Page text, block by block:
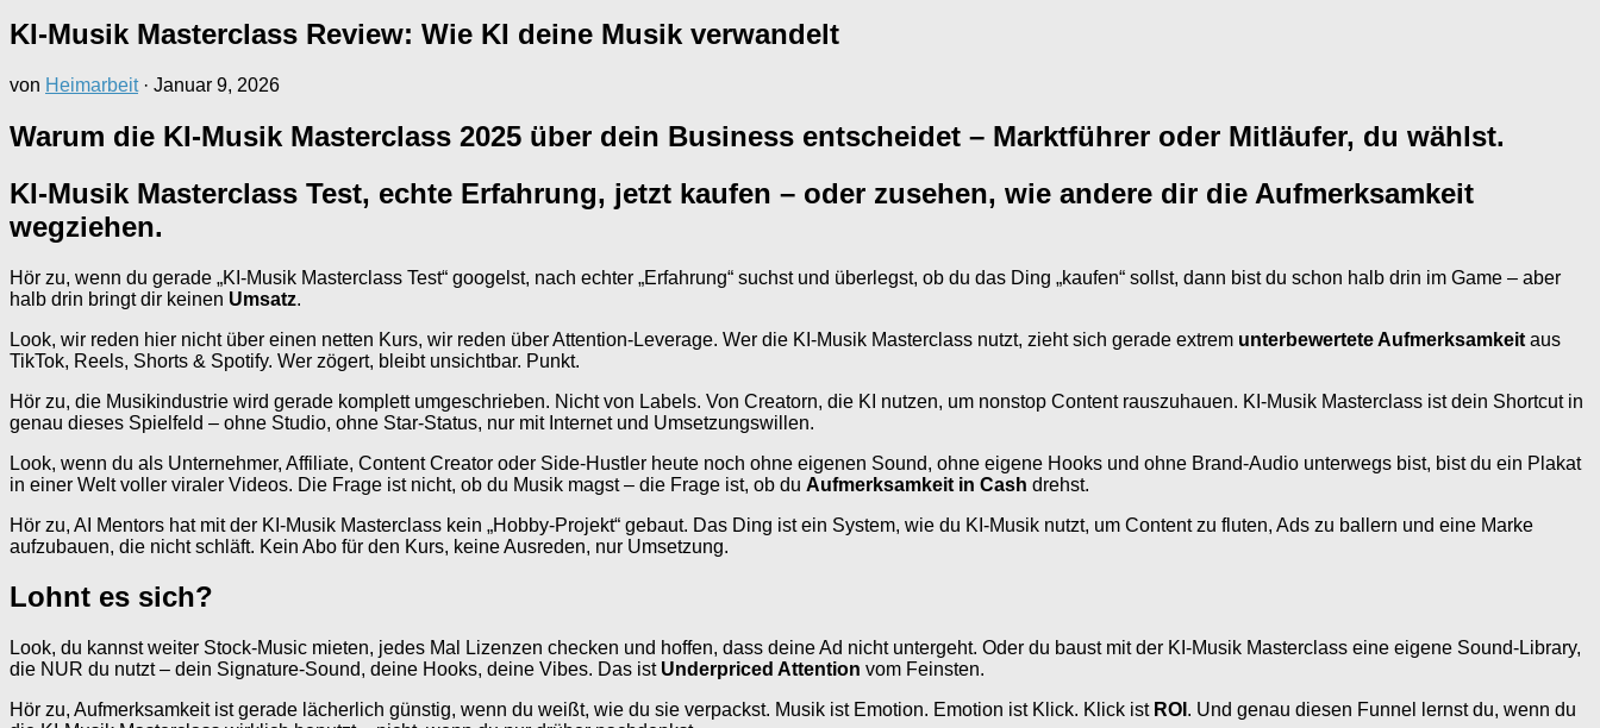
KI-Musik Masterclass Review: Wie KI deine Musik verwandelt
von Heimarbeit · Januar 9, 2026
Warum die KI-Musik Masterclass 2025 über dein Business entscheidet – Marktführer oder Mitläufer, du wählst.
KI-Musik Masterclass Test, echte Erfahrung, jetzt kaufen – oder zusehen, wie andere dir die Aufmerksamkeit
wegziehen.
Hör zu, wenn du gerade „KI-Musik Masterclass Test“ googelst, nach echter „Erfahrung“ suchst und überlegst, ob du das Ding „kaufen“ sollst, dann bist du schon halb drin im Game – aber
halb drin bringt dir keinen Umsatz.
Look, wir reden hier nicht über einen netten Kurs, wir reden über Attention-Leverage. Wer die KI-Musik Masterclass nutzt, zieht sich gerade extrem unterbewertete Aufmerksamkeit aus
TikTok, Reels, Shorts & Spotify. Wer zögert, bleibt unsichtbar. Punkt.
Hör zu, die Musikindustrie wird gerade komplett umgeschrieben. Nicht von Labels. Von Creatorn, die KI nutzen, um nonstop Content rauszuhauen. KI-Musik Masterclass ist dein Shortcut in
genau dieses Spielfeld – ohne Studio, ohne Star-Status, nur mit Internet und Umsetzungswillen.
Look, wenn du als Unternehmer, Affiliate, Content Creator oder Side-Hustler heute noch ohne eigenen Sound, ohne eigene Hooks und ohne Brand-Audio unterwegs bist, bist du ein Plakat
in einer Welt voller viraler Videos. Die Frage ist nicht, ob du Musik magst – die Frage ist, ob du Aufmerksamkeit in Cash drehst.
Hör zu, AI Mentors hat mit der KI-Musik Masterclass kein „Hobby-Projekt“ gebaut. Das Ding ist ein System, wie du KI-Musik nutzt, um Content zu fluten, Ads zu ballern und eine Marke
aufzubauen, die nicht schläft. Kein Abo für den Kurs, keine Ausreden, nur Umsetzung.
Lohnt es sich?
Look, du kannst weiter Stock-Music mieten, jedes Mal Lizenzen checken und hoffen, dass deine Ad nicht untergeht. Oder du baust mit der KI-Musik Masterclass eine eigene Sound-Library,
die NUR du nutzt – dein Signature-Sound, deine Hooks, deine Vibes. Das ist Underpriced Attention vom Feinsten.
Hör zu, Aufmerksamkeit ist gerade lächerlich günstig, wenn du weißt, wie du sie verpackst. Musik ist Emotion. Emotion ist Klick. Klick ist ROI . Und genau diesen Funnel lernst du, wenn du